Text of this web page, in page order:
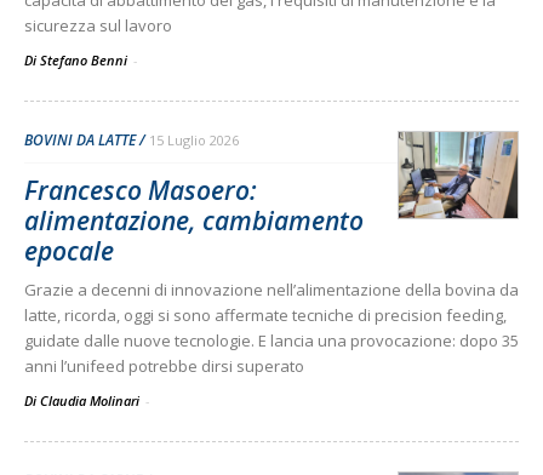
sicurezza sul lavoro
Di Stefano Benni -
BOVINI DA LATTE 15 Luglio 2026
Francesco Masoero:
alimentazione, cambiamento
epocale
Grazie a decenni di innovazione nell’alimentazione della bovina da
latte, ricorda, oggi si sono affermate tecniche di precision feeding,
guidate dalle nuove tecnologie. E lancia una provocazione: dopo 35
anni l’unifeed potrebbe dirsi superato
Di Claudia Molinari -